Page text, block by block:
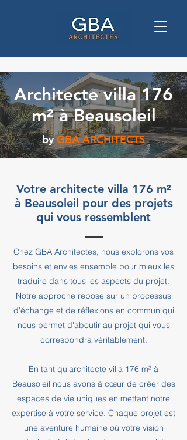
Architecte villa 176
m² à Beausoleil
by GBA ARCHITECTS
Votre architecte villa 176 m²
à Beausoleil pour des projets
qui vous ressemblent
Chez GBA Architectes, nous explorons vos
besoins et envies ensemble pour mieux les
traduire dans tous les aspects du projet.
Notre approche repose sur un processus
d'échange et de réflexions en commun qui
nous permet d'aboutir au projet qui vous
correspondra véritablement.
En tant qu'architecte villa 176 m² à
Beausoleil nous avons à cœur de créer des
espaces de vie uniques en mettant notre
expertise à votre service. Chaque projet est
une aventure humaine où votre vision